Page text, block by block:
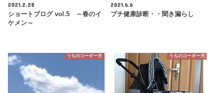
2021.2.28
ショートブログ vol.5 ～春のイ
ケメン～
2021.6.6
プチ健康診断・・聞き漏らし
うちのコーギー犬 うちのコーギー犬